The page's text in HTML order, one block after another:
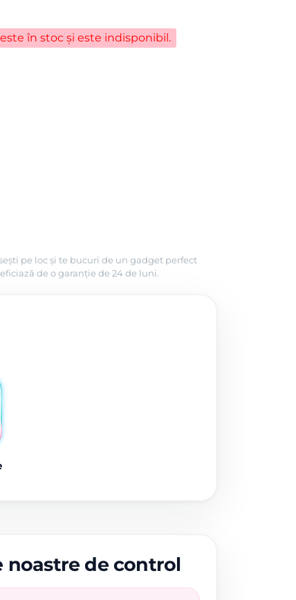
în stoc și este indisponibil.
pe loc și te bucuri de un gadget perfect
de o garanție de 24 de luni.
noastre de control